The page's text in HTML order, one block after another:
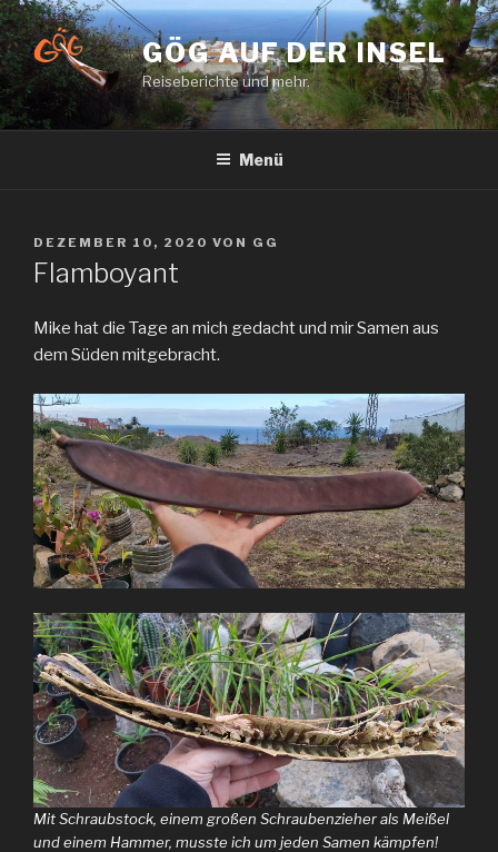
Zum
Inhalt
springen
GÖG AUF DER INSEL
Reiseberichte und mehr.
Menü
VERÖFFENTLICHT
AM
DEZEMBER 10, 2020 VON GG
Flamboyant
Mike hat die Tage an mich gedacht und mir Samen aus
dem Süden mitgebracht.
Mit Schraubstock, einem großen Schraubenzieher als Meißel
und einem Hammer, musste ich um jeden Samen kämpfen!